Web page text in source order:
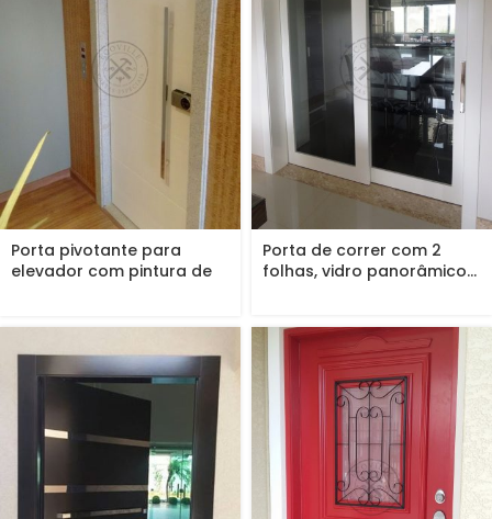
Porta pivotante para
elevador com pintura de
Porta de correr com 2
folhas, vidro panorâmico...